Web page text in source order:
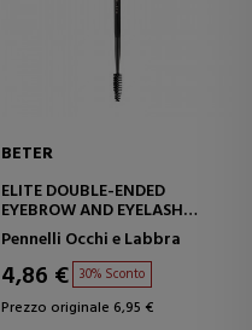
BETER
ELITE DOUBLE-ENDED
EYEBROW AND EYELASH
BRUSH NO. 14
Pennelli Occhi e Labbra
4,86 € 30% Sconto
Prezzo originale 6,95 €